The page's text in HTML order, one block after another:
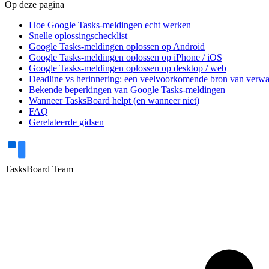
Op deze pagina
Hoe Google Tasks-meldingen echt werken
Snelle oplossingschecklist
Google Tasks-meldingen oplossen op Android
Google Tasks-meldingen oplossen op iPhone / iOS
Google Tasks-meldingen oplossen op desktop / web
Deadline vs herinnering: een veelvoorkomende bron van
Bekende beperkingen van Google Tasks-meldingen
Wanneer TasksBoard helpt (en wanneer niet)
FAQ
Gerelateerde gidsen
TasksBoard Team